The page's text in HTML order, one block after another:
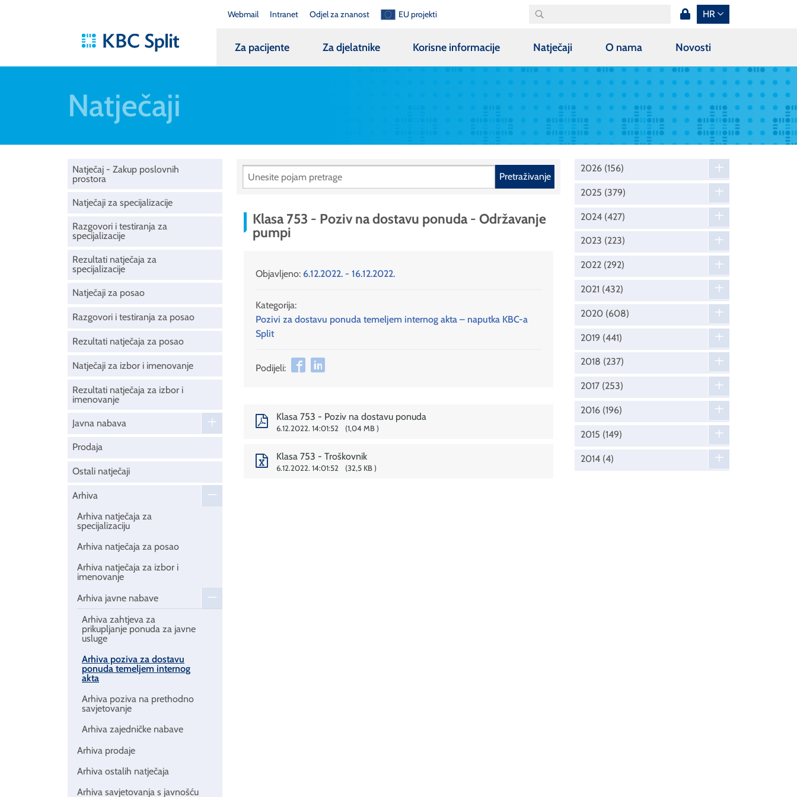
Webmail Intranet Odjel za znanost EU projekti HR
Za pacijente Za djelatnike Korisne informacije Natječaji O nama Novosti
Natječaji
Natječaj - Zakup poslovnih
prostora
Natječaji za specijalizacije
Razgovori i testiranja za
specijalizacije
Rezultati natječaja za
specijalizacije
Natječaji za posao
Razgovori i testiranja za posao
Rezultati natječaja za posao
Natječaji za izbor i imenovanje
Rezultati natječaja za izbor i
imenovanje
Javna nabava
Prodaja
Ostali natječaji
Arhiva
Arhiva natječaja za
specijalizaciju
Arhiva natječaja za posao
Arhiva natječaja za izbor i
imenovanje
Arhiva javne nabave
Arhiva zahtjeva za
prikupljanje ponuda za javne
usluge
Arhiva poziva za dostavu
ponuda temeljem internog
akta
Arhiva poziva na prethodno
savjetovanje
Arhiva zajedničke nabave
Arhiva prodaje
Arhiva ostalih natječaja
Arhiva savjetovanja s javnošću
Pretraživanje
Klasa 753 - Poziv na dostavu ponuda - Održavanje
pumpi
Objavljeno: 6.12.2022. - 16.12.2022.
Kategorija:
Pozivi za dostavu ponuda temeljem internog akta – naputka KBC-a
Split
Podijeli:
Klasa 753 - Poziv na dostavu ponuda
6.12.2022. 14:01:52 1,04 MB
Klasa 753 - Troškovnik
6.12.2022. 14:01:52 32,5 KB
2026 (156)
2025 (379)
2024 (427)
2023 (223)
2022 (292)
2021 (432)
2020 (608)
2019 (441)
2018 (237)
2017 (253)
2016 (196)
2015 (149)
2014 (4)